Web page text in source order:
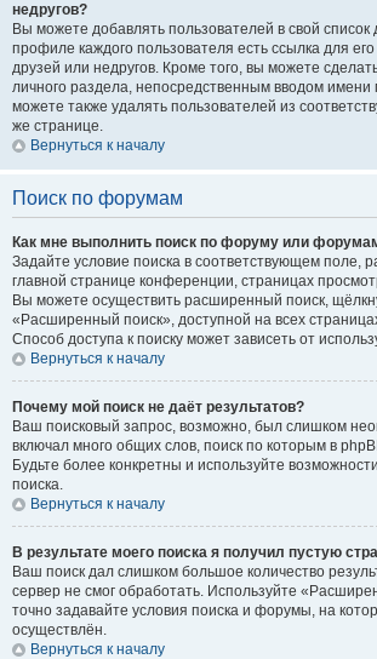
недругов?
Вы можете добавлять пользователей в свой
профиле каждого пользователя есть ссылка для
друзей или недругов. Кроме того, вы можете
личного раздела, непосредственным вводом имени
можете также удалять пользователей из
же странице.
Вернуться к началу
Поиск по форумам
Как мне выполнить поиск по форуму или
Задайте условие поиска в соответствующем поле,
главной странице конференции, страницах
Вы можете осуществить расширенный поиск,
«Расширенный поиск», доступной на всех
Способ доступа к поиску может зависеть от
Вернуться к началу
Почему мой поиск не даёт результатов?
Ваш поисковый запрос, возможно, был слишком
включал много общих слов, поиск по которым в
Будьте более конкретны и используйте
поиска.
Вернуться к началу
В результате моего поиска я получил пустую
Ваш поиск дал слишком большое количество
сервер не смог обработать. Используйте
точно задавайте условия поиска и форумы, на
осуществлён.
Вернуться к началу